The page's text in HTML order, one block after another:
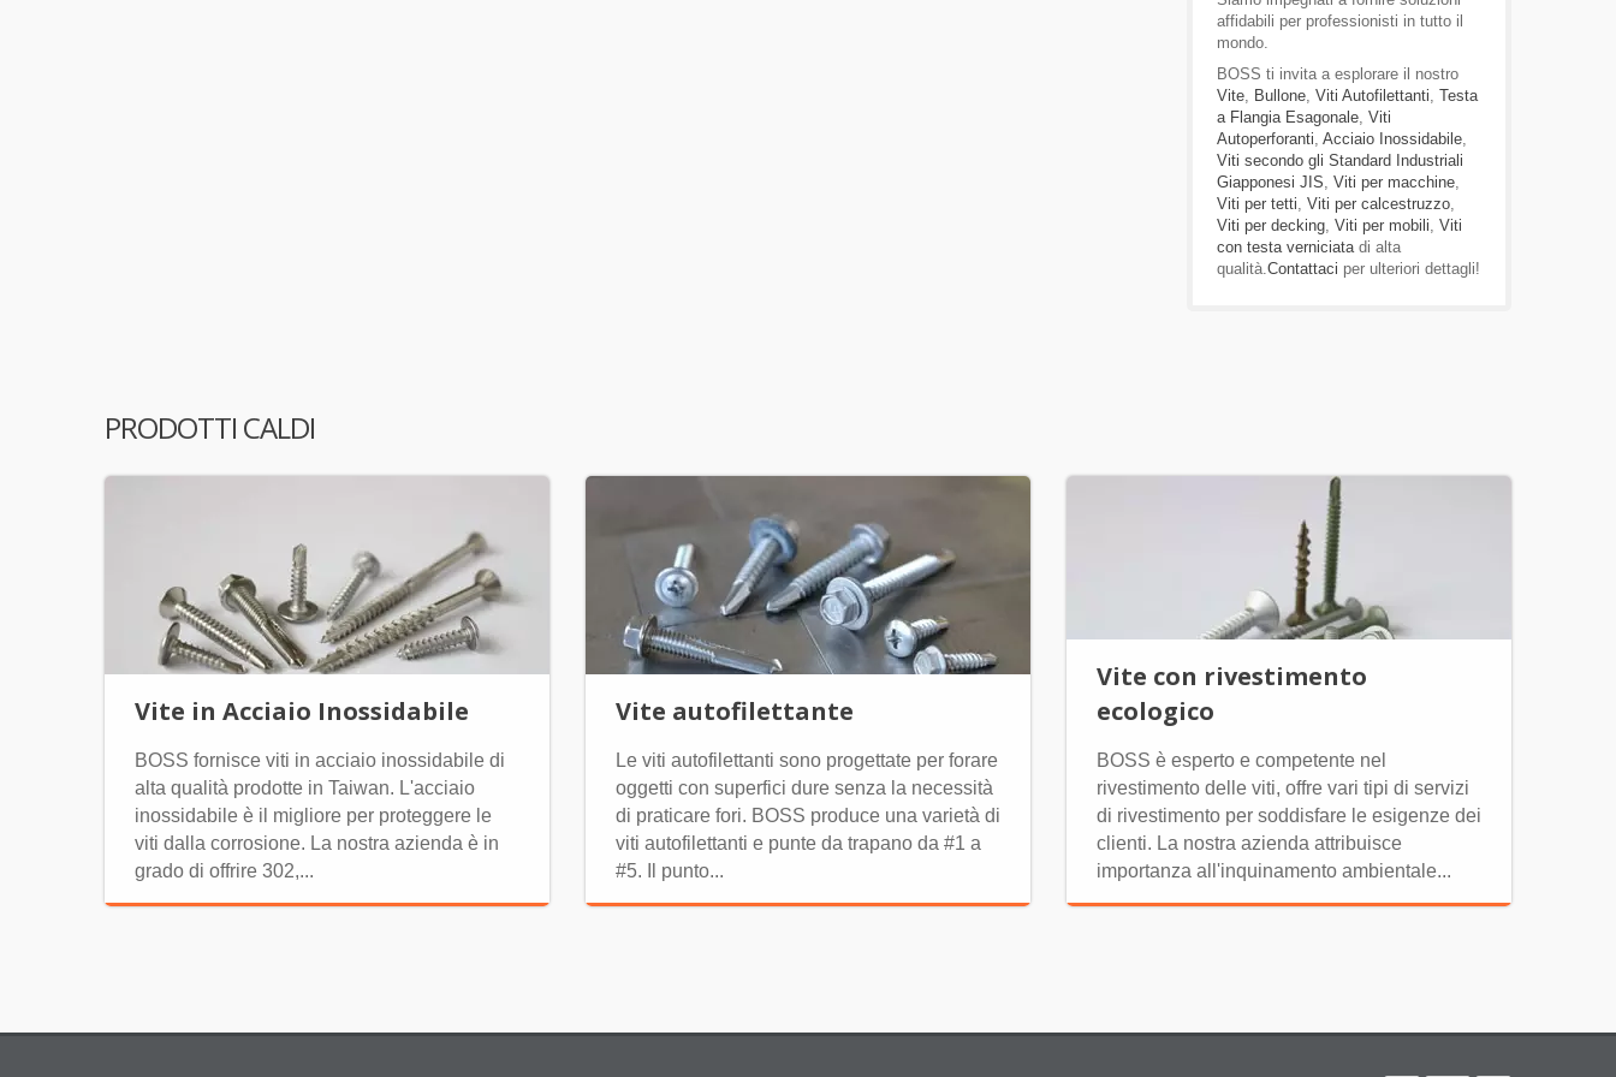
affidabili per professionisti in tutto il
mondo.
BOSS ti invita a esplorare il nostro
Vite, Bullone, Viti Autofilettanti, Testa
a Flangia Esagonale, Viti
Autoperforanti, Acciaio Inossidabile,
Viti secondo gli Standard Industriali
Giapponesi JIS, Viti per macchine,
Viti per tetti, Viti per calcestruzzo,
Viti per decking, Viti per mobili, Viti
con testa verniciatadi alta
qualità.Contattaci per ulteriori dettagli!
PRODOTTI CALDI
Vite in Acciaio Inossidabile
BOSS fornisce viti in acciaio inossidabile di
alta qualità prodotte in Taiwan. L'acciaio
inossidabile è il migliore per proteggere le
viti dalla corrosione. La nostra azienda è in
grado di offrire 302,...
Vite autofilettante
Le viti autofilettanti sono progettate per forare
oggetti con superfici dure senza la necessità
di praticare fori. BOSS produce una varietà di
viti autofilettanti e punte da trapano da #1 a
#5. Il punto...
Vite con rivestimento
ecologico
BOSS è esperto e competente nel
rivestimento delle viti, offre vari tipi di servizi
di rivestimento per soddisfare le esigenze dei
clienti. La nostra azienda attribuisce
importanza all'inquinamento ambientale...